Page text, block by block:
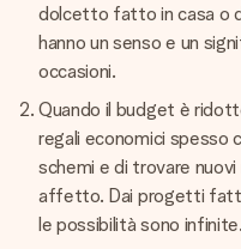
dolcetto fatto in casa o
hanno un senso e un
occasioni.
Quando il budget è
regali economici spesso
schemi e di trovare
affetto. Dai progetti fatti
le possibilità sono infinite.